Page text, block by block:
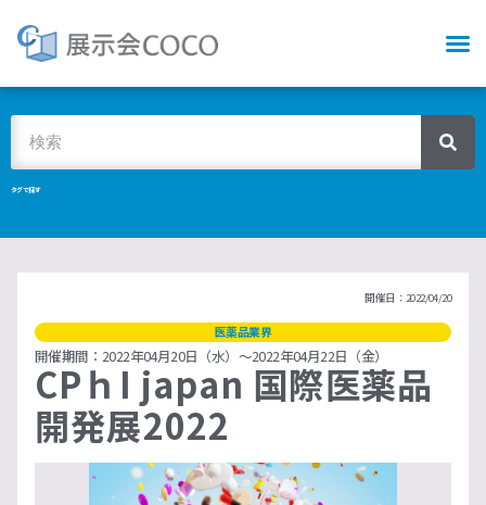
タグで探す
開催日：2022/04/20
医薬品業界
開催期間：2022年04月20日（水）～2022年04月22日（金）
CPｈI japan 国際医薬品
開発展2022